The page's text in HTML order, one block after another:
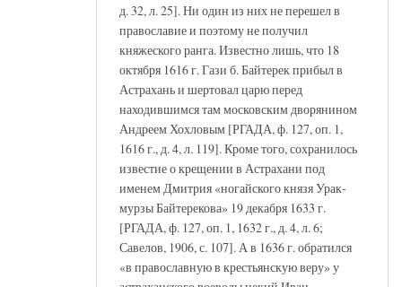
д. 32, л. 25]. Ни один из них не перешел в
православие и поэтому не получил
княжеского ранга. Известно лишь, что 18
октября 1616 г. Гази б. Байтерек прибыл в
Астрахань и шертовал царю перед
находившимся там московским дворянином
Андреем Хохловым [РГАДА, ф. 127, оп. 1,
1616 г., д. 4, л. 119]. Кроме того, сохранилось
известие о крещении в Астрахани под
именем Дмитрия «ногайского князя Урак-
мурзы Байтерекова» 19 декабря 1633 г.
[РГАДА, ф. 127, оп. 1, 1632 г., д. 4, л. 6;
Савелов, 1906, с. 107]. А в 1636 г. обратился
«в православную в крестьянскую веру» у